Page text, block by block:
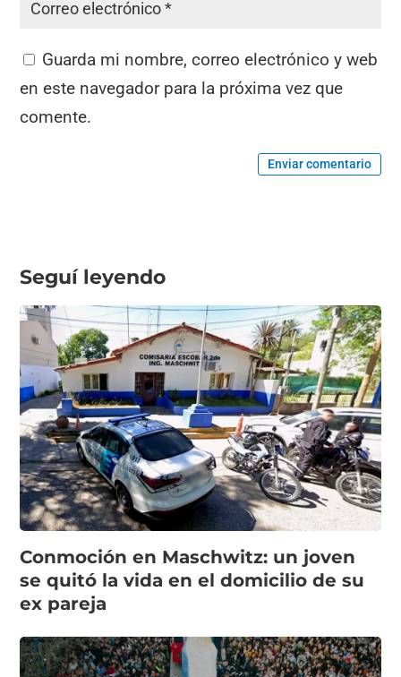
Guarda mi nombre, correo electrónico y web
en este navegador para la próxima vez que
comente.
Enviar comentario
Seguí leyendo
Conmoción en Maschwitz: un joven
se quitó la vida en el domicilio de su
ex pareja